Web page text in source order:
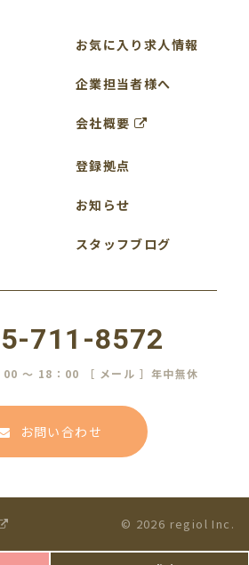
お気に入り求人情報
企業担当者様へ
会社概要
登録拠点
お知らせ
スタッフブログ
711-8572
00 ～ 18：00 ［ メール ］年中無休
お問い合わせ
© 2026 regiol Inc.